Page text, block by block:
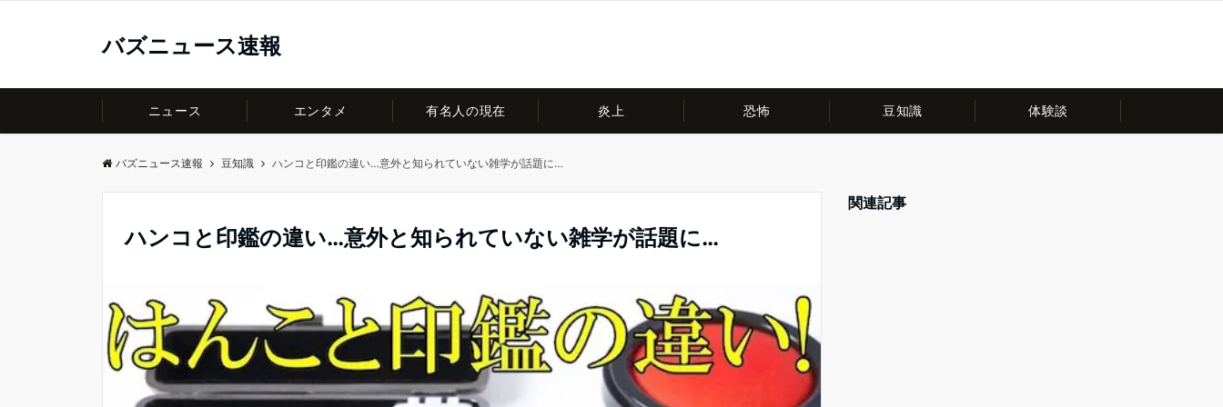
バズニュース速報
ニュース エンタメ 有名人の現在 炎上 恐怖 豆知識 体験談
バズニュース速報 豆知識 ハンコと印鑑の違い…意外と知られていない雑学が話題に…
ハンコと印鑑の違い…意外と知られていない雑学が話題に…
関連記事